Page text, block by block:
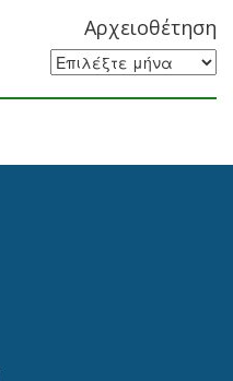
Αρχειοθέτηση
Αρχειοθέτηση